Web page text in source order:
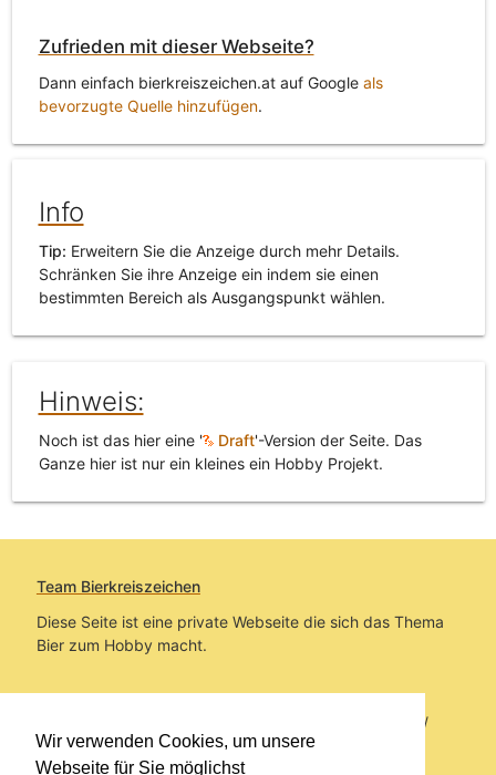
Wir verwenden Cookies, um unsere
Webseite für Sie möglichst
Zufrieden mit dieser Webseite?
Dann einfach bierkreiszeichen.at auf Google als
bevorzugte Quelle hinzufügen.
Info
Tip: Erweitern Sie die Anzeige durch mehr Details.
Schränken Sie ihre Anzeige ein indem sie einen
bestimmten Bereich als Ausgangspunkt wählen.
Hinweis:
Noch ist das hier eine ' Draft'-Version der Seite. Das
Ganze hier ist nur ein kleines ein Hobby Projekt.
Team Bierkreiszeichen
Diese Seite ist eine private Webseite die sich das Thema
Bier zum Hobby macht.
Sie befinden sich auf https://www.bierkreiszeichen.at/
im Pfad:Übers Bier/Bierinfo/